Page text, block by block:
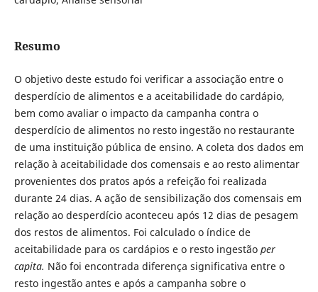
Resumo
O objetivo deste estudo foi verificar a associação entre o
desperdício de alimentos e a aceitabilidade do cardápio,
bem como avaliar o impacto da campanha contra o
desperdício de alimentos no resto ingestão no restaurante
de uma instituição pública de ensino. A coleta dos dados em
relação à aceitabilidade dos comensais e ao resto alimentar
provenientes dos pratos após a refeição foi realizada
durante 24 dias. A ação de sensibilização dos comensais em
relação ao desperdício aconteceu após 12 dias de pesagem
dos restos de alimentos. Foi calculado o índice de
aceitabilidade para os cardápios e o resto ingestão per
capita. Não foi encontrada diferença significativa entre o
resto ingestão antes e após a campanha sobre o